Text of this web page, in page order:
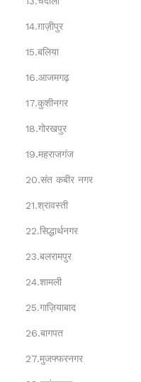
14.ग़ाज़ीपुर
15.बलिया
16.आजमगढ़
17.कुशीनगर
18.गोरखपुर
19.महराजगंज
20.संत कबीर नगर
21.श्रावस्ती
22.सिद्धार्थनगर
23.बलरामपुर
24.शामली
25.गाज़ियाबाद
26.बागपत
27.मुजफ्फरनगर